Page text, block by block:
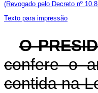
(Revogado pelo Decreto nº
Texto para impressão
O
confere o
contida na